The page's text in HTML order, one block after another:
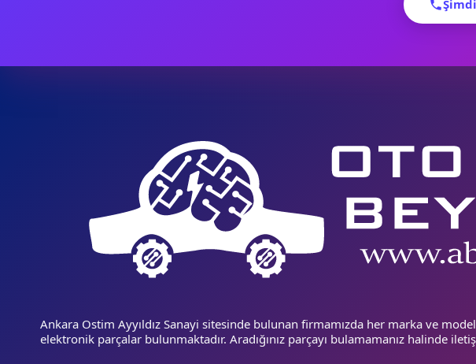
Türkiye’ye ücretsiz kargo imkanı sunuyoruz. Satış öncesi ve sonrası
Ankara Ostim Ayyıldız Sanayi sitesinde bulunan firmamızda her marka ve
elektronik parçalar bulunmaktadır. Aradığınız parçayı bulamamanız halinde